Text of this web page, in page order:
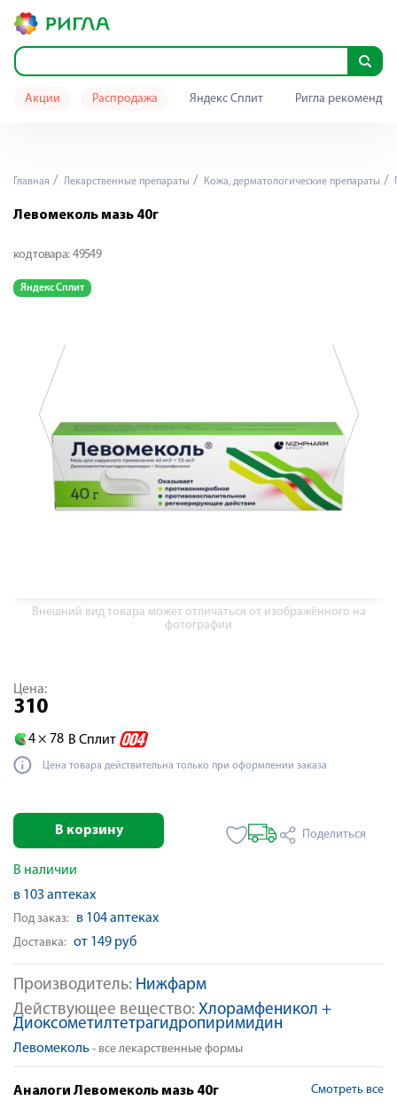
Акции Распродажа Яндекс Сплит Ригла
Главная Лекарственные препараты Кожа, дерматологические препараты
Левомеколь мазь 40г
код товара: 49549
Яндекс Сплит
Внешний вид товара может отличаться от изображённого на
фотографии
Производитель: Нижфарм
Действующее вещество: Хлорамфеникол +
Диоксометилтетрагидропиримидин
Левомеколь - все лекарственные формы
Цена:
310
4 × 78 В Сплит
Цена товара действительна только при оформлении заказа
В корзину Поделиться
В наличии
в 103 аптеках
Под заказ: в 104 аптеках
Доставка: от 149 руб
Аналоги Левомеколь мазь 40г Смотреть все